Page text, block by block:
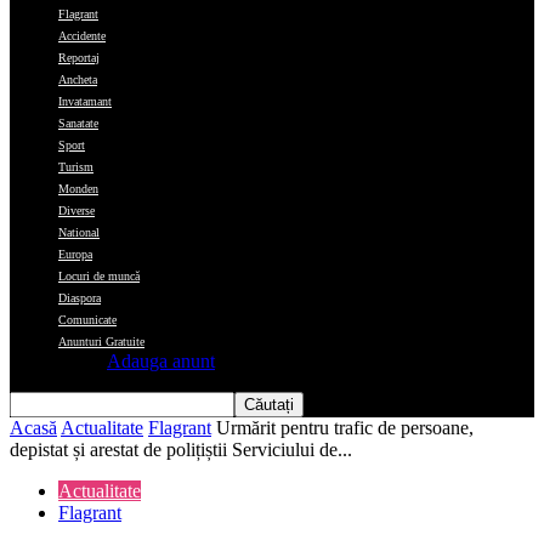
Flagrant
Accidente
Reportaj
Ancheta
Invatamant
Sanatate
Sport
Turism
Monden
Diverse
National
Europa
Locuri de muncă
Diaspora
Comunicate
Anunturi Gratuite
Adauga anunt
Acasă Actualitate Flagrant Urmărit pentru trafic de persoane,
depistat și arestat de polițiștii Serviciului de...
Actualitate
Flagrant